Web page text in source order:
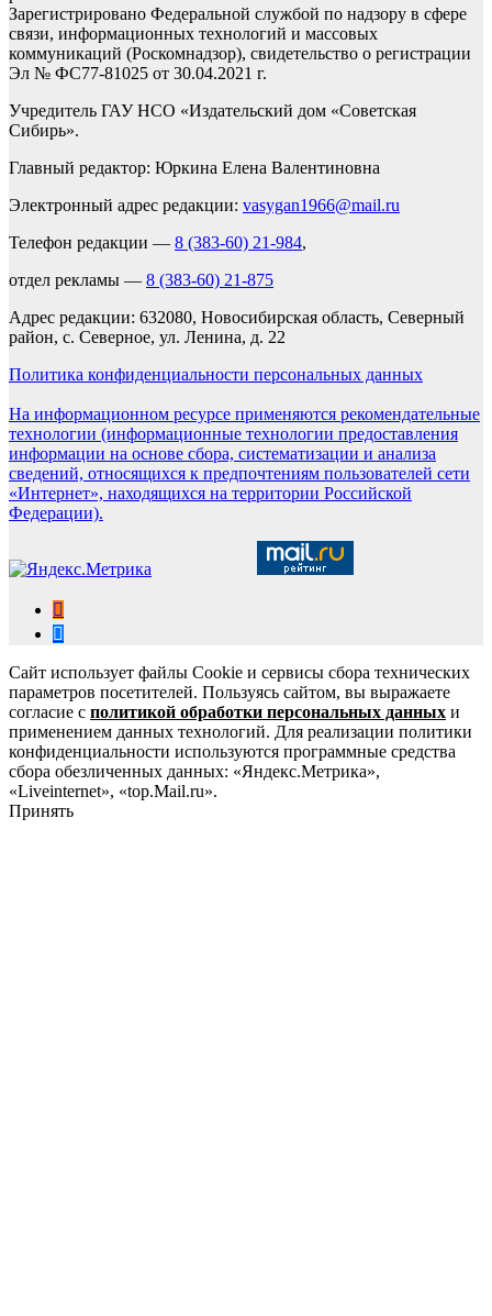
Зарегистрировано Федеральной службой по надзору в сфере
связи, информационных технологий и массовых
коммуникаций (Роскомнадзор), свидетельство о регистрации
Эл № ФС77-81025 от 30.04.2021 г.
Учредитель ГАУ НСО «Издательский дом «Советская
Сибирь».
Главный редактор: Юркина Елена Валентиновна
Электронный адрес редакции: vasygan1966@mail.ru
Телефон редакции — 8 (383-60) 21-984,
отдел рекламы — 8 (383-60) 21-875
Адрес редакции: 632080, Новосибирская область, Северный
район, с. Северное, ул. Ленина, д. 22
Политика конфиденциальности персональных данных
На информационном ресурсе применяются рекомендательные
технологии (информационные технологии предоставления
информации на основе сбора, систематизации и анализа
сведений, относящихся к предпочтениям пользователей сети
«Интернет», находящихся на территории Российской
Федерации).
Сайт использует файлы Cookie и сервисы сбора технических
параметров посетителей. Пользуясь сайтом, вы выражаете
согласие с политикой обработки персональных данных и
применением данных технологий. Для реализации политики
конфиденциальности используются программные средства
сбора обезличенных данных: «Яндекс.Метрика»,
«Liveinternet», «top.Mail.ru».
Принять